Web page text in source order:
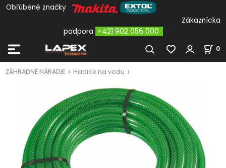
Obľúbené značky
Zákaznícka
podpora +421 902 056 000
0
ZÁHRADNÉ NÁRADIE Hadice na vodu